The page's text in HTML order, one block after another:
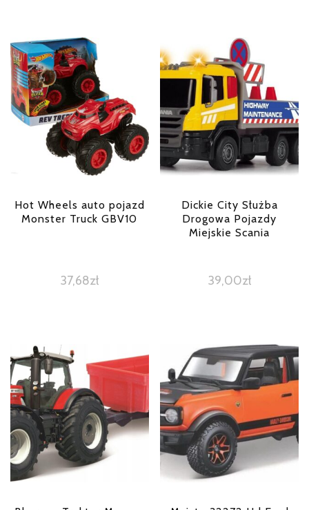
Hot Wheels auto pojazd
Monster Truck GBV10
37,68zł
Dickie City Służba
Drogowa Pojazdy
Miejskie Scania
39,00zł